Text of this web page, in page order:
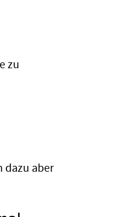
zu
dazu aber